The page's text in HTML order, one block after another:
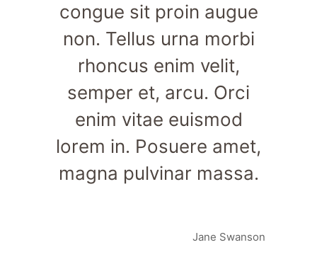
congue sit proin augue
non. Tellus urna morbi
rhoncus enim velit,
semper et, arcu. Orci
enim vitae euismod
lorem in. Posuere amet,
magna pulvinar massa.
Jane Swanson